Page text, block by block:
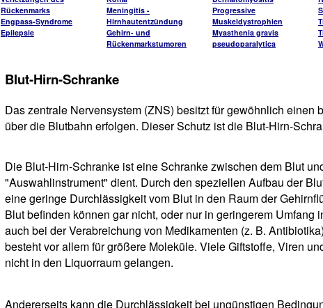
Rückenmarks
Engpass-Syndrome
Epilepsie
Meningitis -
Hirnhautentzündung
Gehirn- und
Rückenmarkstumoren
Progressive
Muskeldystrophien
Myasthenia gravis
pseudoparalytica
Blut-Hirn-Schranke
Das zentrale Nervensystem (ZNS) besitzt für gewöhnlich einen
über die Blutbahn erfolgen. Dieser Schutz ist die Blut-Hirn-
Die Blut-Hirn-Schranke ist eine Schranke zwischen dem Blut
"Auswahlinstrument" dient. Durch den speziellen Aufbau der
eine geringe Durchlässigkeit vom Blut in den Raum der
Blut befinden können gar nicht, oder nur in geringerem Umfang
auch bei der Verabreichung von Medikamenten (z. B.
besteht vor allem für größere Moleküle. Viele Giftstoffe, Viren
nicht in den Liquorraum gelangen.
Andererseits kann die Durchlässigkeit bei ungünstigen